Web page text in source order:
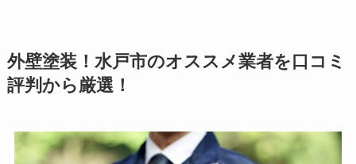
外壁塗装！水戸市のオススメ業者を口コミ
評判から厳選！